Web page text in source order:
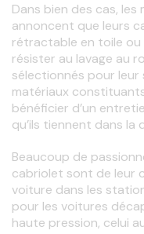
Dans bien des cas,
annoncent que leurs
rétractable en toile
résister au lavage au
sélectionnés pour
matériaux
bénéficier d’un
qu’ils tiennent dans la
Beaucoup de
cabriolet sont de leur
voiture dans les
pour les voitures
haute pression, celui